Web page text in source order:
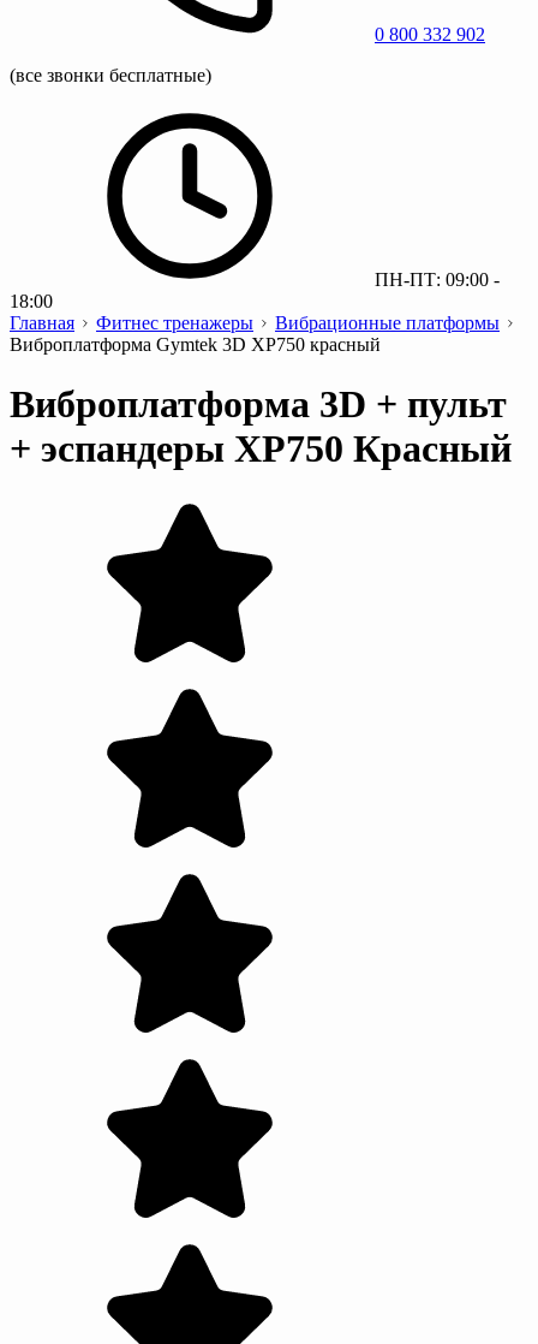
0 800 332 902
(все звонки бесплатные)
ПН-ПТ: 09:00 -
18:00
Главная
Фитнес тренажеры
Вибрационные платформы
Виброплатформа Gymtek 3D XP750 красный
Виброплатформа 3D + пульт
+ эспандеры XP750 Красный